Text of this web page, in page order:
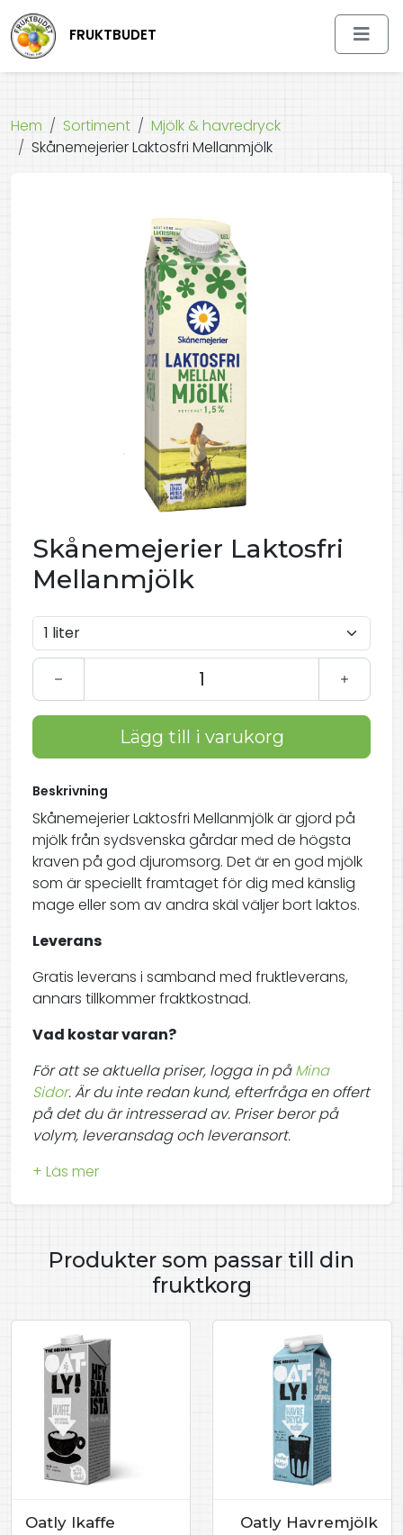
FRUKTBUDET
Hem Sortiment
Mjölk & havredryck
Skånemejerier Laktosfri Mellanmjölk
Skånemejerier Laktosfri
Mellanmjölk
Lägg till i varukorg
Beskrivning
Skånemejerier Laktosfri Mellanmjölk är gjord på
mjölk från sydsvenska gårdar med de högsta
kraven på god djuromsorg. Det är en god mjölk
som är speciellt framtaget för dig med känslig
mage eller som av andra skäl väljer bort laktos.
Leverans
Gratis leverans i samband med fruktleverans,
annars tillkommer fraktkostnad.
Vad kostar varan?
För att se aktuella priser, logga in påMina
Sidor. Är du inte redan kund, efterfråga en offert
på det du är intresserad av. Priser beror på
volym, leveransdag och leveransort.
Produkter som passar till din
fruktkorg
Oatly Ikaffe Oatly Havremjölk